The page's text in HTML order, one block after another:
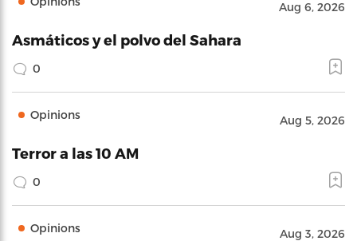
Aug 6, 2026
Asmáticos y el polvo del Sahara
0
Opinions Aug 5, 2026
Terror a las 10 AM
0
Opinions Aug 3, 2026